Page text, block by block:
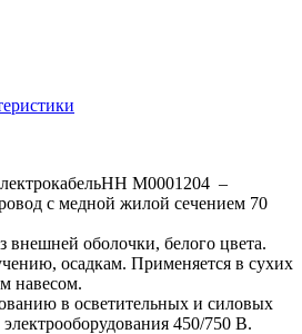
M0001204 –
с медной жилой сечением 70
оболочки, белого цвета.
осадкам. Применяется в сухих
навесом.
в осветительных и силовых
450/750 В.